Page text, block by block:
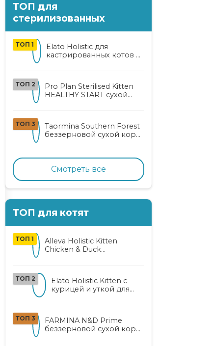
ТОП для
стерилизованных
ТОП 1
Elato Holistic для
кастрированных котов и
ТОП 2
Pro Plan Sterilised Kitten
HEALTHY START сухой
лососем
ТОП 3
Taormina Southern Forest
беззерновой сухой корм
ягодами и овощами
Смотреть все
ТОП для котят
ТОП 1
Alleva Holistic Kitten
Chicken & Duck
ТОП 2
Elato Holistic Kitten с
курицей и уткой для
ТОП 3
FARMINA N&D Prime
беззерновой сухой корм